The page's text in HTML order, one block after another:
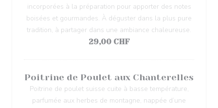
incorporées à la préparation pour apporter des notes
boisées et gourmandes. À déguster dans la plus pure
tradition, à partager dans une ambiance chaleureuse.
29,00 CHF
Poitrine de Poulet aux Chanterelles
Poitrine de poulet suisse cuite à basse température,
parfumée aux herbes de montagne, nappée d’une